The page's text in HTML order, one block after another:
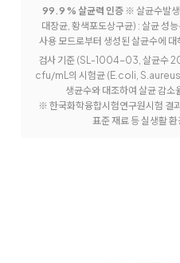
99.9 % 살균력 인증※ 살균수발생
대장균, 황색포도상구균) : 살균 성
사용 모드로부터 생성된 살균수에
검사 기준 (SL-1004-03, 살균수
cfu/mL의 시험균 (E.coli, S.aureus)
생균수와 대조하여 살균 감소
※ 한국화학융합시험연구원시험 결
표준 재료 등 실생활